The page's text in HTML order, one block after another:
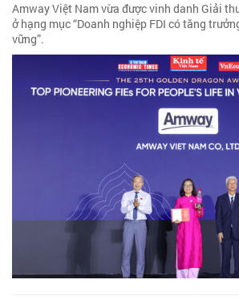
Amway Việt Nam vừa được vinh danh Giải
ở hạng mục “Doanh nghiệp FDI có tăng
vững”.